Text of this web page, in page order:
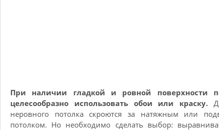
При наличии гладкой и ровной поверхности
целесообразно использовать обои или краску.
неровного потолка скроются за натяжным или
потолком. Но необходимо сделать выбор: